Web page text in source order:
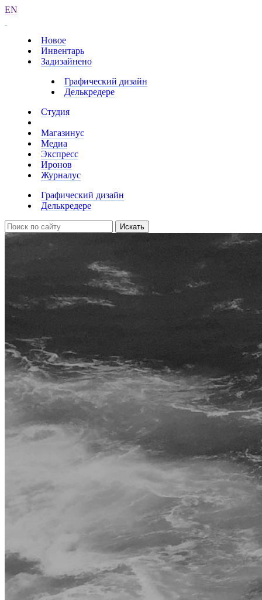
EN
Новое
Инвентарь
Задизайнено
Графический дизайн
Делькредере
Студия
Магазинус
Медиа
Экспресс
Иронов
Журналус
Графический дизайн
Делькредере
Искать